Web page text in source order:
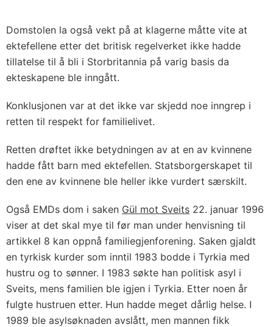
Domstolen la også vekt på at klagerne måtte vite at
ektefellene etter det britisk regelverket ikke hadde
tillatelse til å bli i Storbritannia på varig basis da
ekteskapene ble inngått.
Konklusjonen var at det ikke var skjedd noe inngrep i
retten til respekt for familielivet.
Retten drøftet ikke betydningen av at en av kvinnene
hadde fått barn med ektefellen. Statsborgerskapet til
den ene av kvinnene ble heller ikke vurdert særskilt.
Også EMDs dom i saken Gül mot Sveits 22. januar 1996
viser at det skal mye til før man under henvisning til
artikkel 8 kan oppnå familiegjenforening. Saken gjaldt
en tyrkisk kurder som inntil 1983 bodde i Tyrkia med
hustru og to sønner. I 1983 søkte han politisk asyl i
Sveits, mens familien ble igjen i Tyrkia. Etter noen år
fulgte hustruen etter. Hun hadde meget dårlig helse. I
1989 ble asylsøknaden avslått, men mannen fikk